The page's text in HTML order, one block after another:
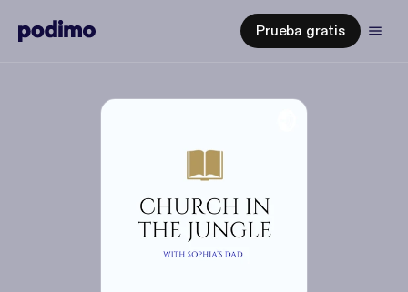
Prueba gratis